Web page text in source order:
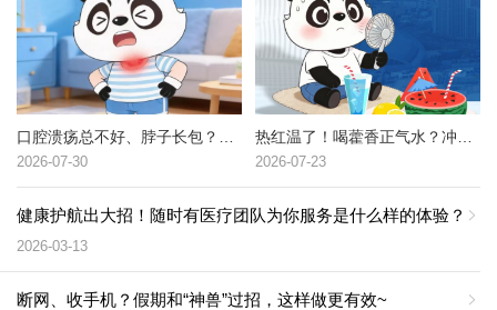
2026-07-30 2026-07-23
健康护航出大招！随时有医疗团队为你服务是什么样的体验？
2026-03-13
断网、收手机？假期和“神兽”过招，这样做更有效~